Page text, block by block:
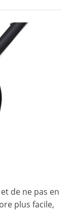
de ne pas en
plus facile,